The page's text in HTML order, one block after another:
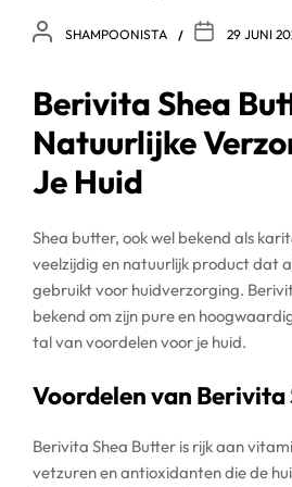
SHAMPOONISTA 29 JUNI
Berivita Shea
Natuurlijke
Je Huid
Shea butter, ook wel bekend als
veelzijdig en natuurlijk product dat
gebruikt voor huidverzorging.
bekend om zijn pure en
tal van voordelen voor je huid.
Voordelen van Berivita
Berivita Shea Butter is rijk aan
vetzuren en antioxidanten die de